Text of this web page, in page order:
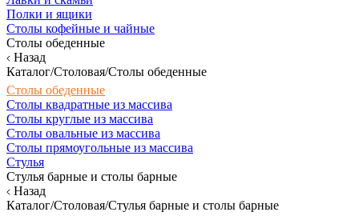
Полки и ящики
Столы кофейные и чайные
Столы обеденные
Назад
Каталог/Столовая/Столы обеденные
Столы обеденные
Столы квадратные из массива
Столы круглые из массива
Столы овальные из массива
Столы прямоугольные из массива
Стулья
Стулья барные и столы барные
Назад
Каталог/Столовая/Стулья барные и столы барные